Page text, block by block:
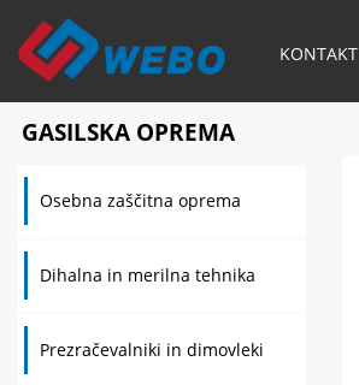
KONTAKT
GASILSKA OPREMA
Osebna zaščitna oprema
Dihalna in merilna tehnika
Prezračevalniki in dimovleki